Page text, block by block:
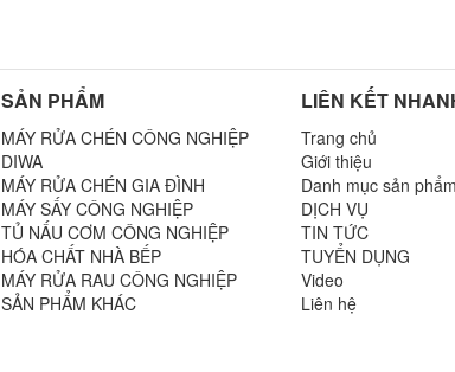
SẢN PHẨM
MÁY RỬA CHÉN CÔNG NGHIỆP
DIWA
MÁY RỬA CHÉN GIA ĐÌNH
MÁY SẤY CÔNG NGHIỆP
TỦ NẤU CƠM CÔNG NGHIỆP
HÓA CHẤT NHÀ BẾP
MÁY RỬA RAU CÔNG NGHIỆP
SẢN PHẨM KHÁC
LIÊN KẾT
Trang chủ
Giới thiệu
Danh mục sản phẩm
DỊCH VỤ
TIN TỨC
TUYỂN DỤNG
Video
Liên hệ